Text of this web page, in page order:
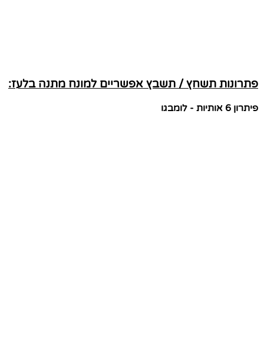
פתרונות תשחץ / תשבץ אפשריים למונח מתנה בלעז:
פיתרון 6 אותיות - לומבגו